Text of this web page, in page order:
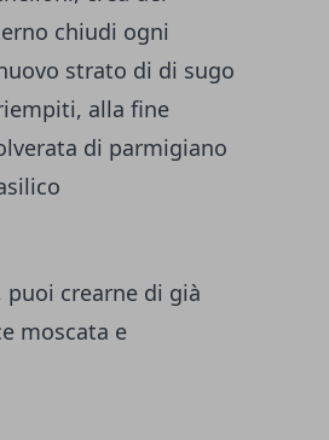
chiudi ogni
strato di di sugo
alla fine
di parmigiano
crearne di già
moscata e